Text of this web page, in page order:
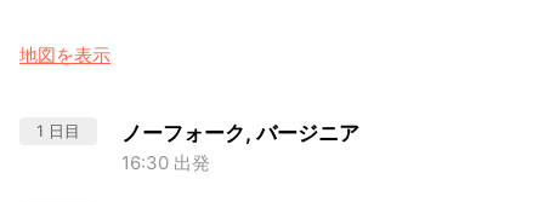
地図を表示
1 日目 ノーフォーク, バージニア
16:30 出発